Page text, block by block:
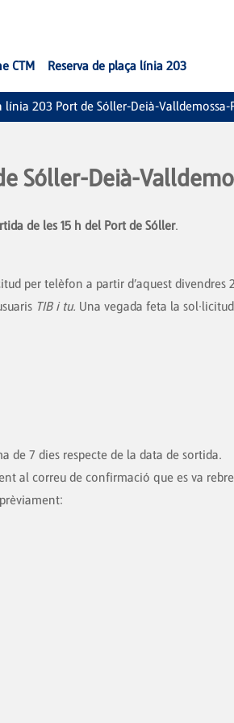
CTM Reserva de plaça línia 203
línia 203 Port de Sóller-Deià-Valldemossa-
Sóller-Deià-
de les 15 h del Port de Sóller.
per telèfon a partir d’aquest
TIB i tu. Una vegada feta la
de 7 dies respecte de la data de sortida.
al correu de confirmació que es va